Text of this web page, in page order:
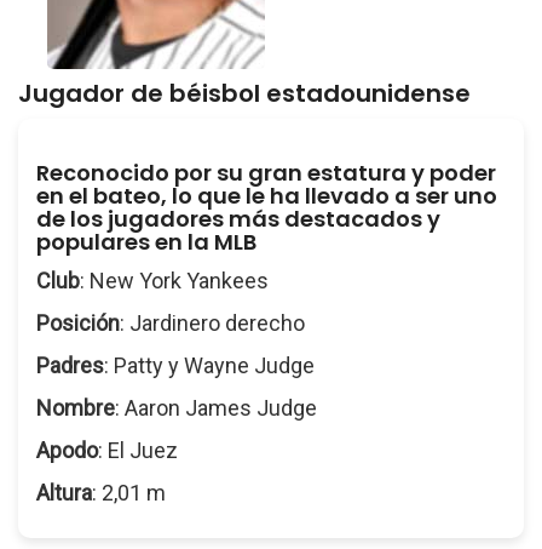
Jugador de béisbol estadounidense
Reconocido por su gran estatura y poder
en el bateo, lo que le ha llevado a ser uno
de los jugadores más destacados y
populares en la MLB
Club: New York Yankees
Posición: Jardinero derecho
Padres: Patty y Wayne Judge
Nombre: Aaron James Judge
Apodo: El Juez
Altura: 2,01 m